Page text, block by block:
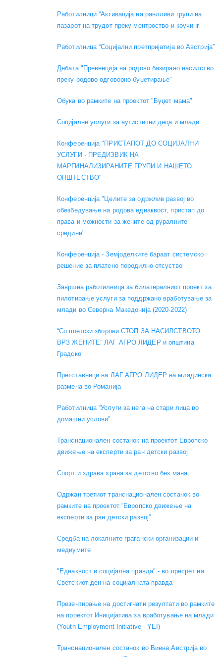
Работилници “Активација на ранлливи групи на
пазарот на трудот преку ментроство и коучинг”
Работилница “Социјални претпријатија во Австрија”
Дебата "Превенција на родово базирано насилство
преку родово одговорно буџетирање"
Обука во рамките на проектот "Буџет мама"
Социјални услуги за аутистични деца и млади
Конференција "ПРИСТАПОТ ДО СОЦИЈАЛНИ
УСЛУГИ - ПРЕДИЗВИК НА
МАРГИНАЛИЗИРАНИТЕ ГРУПИ И НАШЕТО
ОПШТЕСТВО"
Конференција "Целите за одржлив развој во
обезбедување на родова еднаквост, пристап до
права и можности за жените од руралните
средини"
Конференција - Земјоделките бараат системско
решение за платено породилно отсуство
Завршна работилница за билатералниот проект за
пилотирање услуги за поддржано вработување за
млади во Северна Македонија (2020-2022)
“Со поетски зборови СТОП ЗА НАСИЛСТВОТО
ВРЗ ЖЕНИТЕ” ЛАГ АГРО ЛИДЕР и општина
Градско
Претставници на ЛАГ АГРО ЛИДЕР на младинска
размена во Романија
Работилница “Услуги за нега на стари лица во
домашни услови”
Транснационален состанок на проектот Европско
движење на експерти за ран детски развој
Спорт и здрава храна за детство без мана
Одржан третиот транснационален состанок во
рамките на проектот “Европско движење на
експерти за ран детски развој”
Средба на локалните граѓански организации и
медиумите
"Еднаквост и социјална правда" - во пресрет на
Светскиот ден на социјалната правда
Презентирање на достигнати резултати во рамките
на проектот Иницијатива за вработување на млади
(Youth Employment Initiative - YEI)
Транснационален состанок во Виена,Австрија во